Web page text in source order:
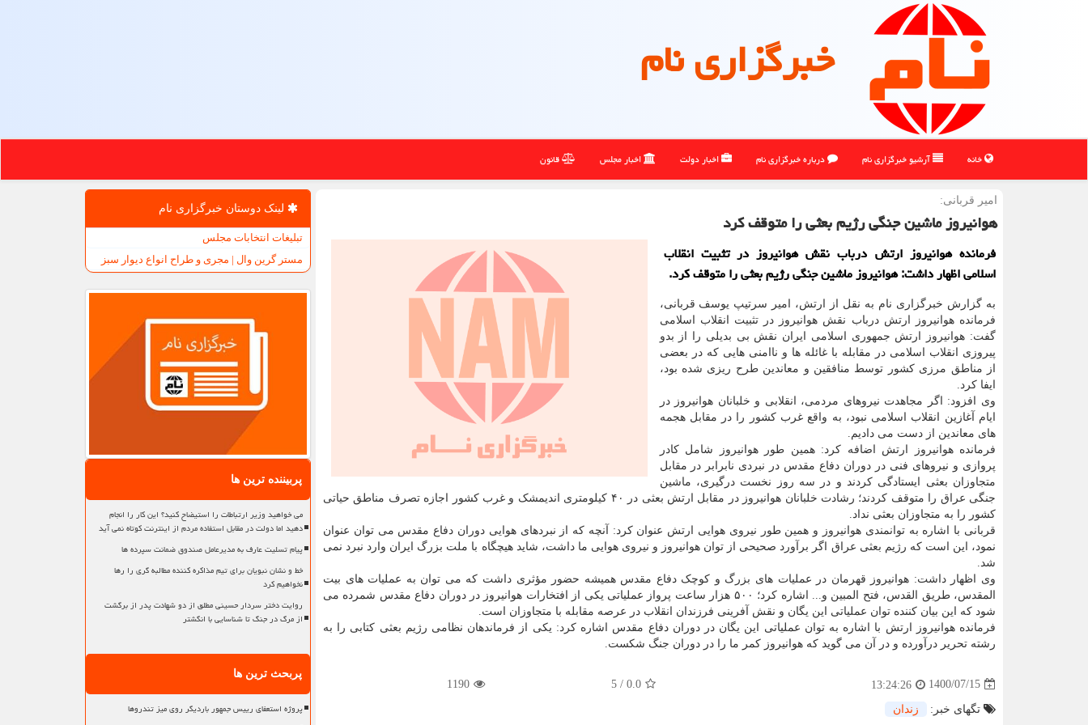
خبرگزاری نام
خانه آرشیو خبرگزاری نام درباره خبرگزاری نام اخبار دولت اخبار مجلس قانون
امیر قربانی:
هوانیروز ماشین جنگی رژیم بعثی را متوقف کرد
فرمانده هوانیروز ارتش درباب نقش هوانیروز در تثبیت انقلاب
اسلامی اظهار داشت: هوانیروز ماشین جنگی رژیم بعثی را متوقف کرد.
به گزارش خبرگزاری نام به نقل از ارتش، امیر سرتیپ یوسف قربانی،
فرمانده هوانیروز ارتش درباب نقش هوانیروز در تثبیت انقلاب اسلامی
گفت: هوانیروز ارتش جمهوری اسلامی ایران نقش بی بدیلی را از بدو
پیروزی انقلاب اسلامی در مقابله با غائله ها و ناامنی هایی که در بعضی
از مناطق مرزی کشور توسط منافقین و معاندین طرح ریزی شده بود،
ایفا کرد.
وی افزود: اگر مجاهدت نیروهای مردمی، انقلابی و خلبانان هوانیروز در
ایام آغازین انقلاب اسلامی نبود، به واقع غرب کشور را در مقابل هجمه
های معاندین از دست می دادیم.
فرمانده هوانیروز ارتش اضافه کرد: همین طور هوانیروز شامل کادر
پروازی و نیروهای فنی در دوران دفاع مقدس در نبردی نابرابر در مقابل
متجاوزان بعثی ایستادگی کردند و در سه روز نخست درگیری، ماشین
جنگی عراق را متوقف کردند؛ رشادت خلبانان هوانیروز در مقابل ارتش بعثی در ۴۰ کیلومتری اندیمشک و غرب کشور اجازه تصرف مناطق حیاتی
کشور را به متجاوزان بعثی نداد.
قربانی با اشاره به توانمندی هوانیروز و همین طور نیروی هوایی ارتش عنوان کرد: آنچه که از نبردهای هوایی دوران دفاع مقدس می توان عنوان
نمود، این است که رژیم بعثی عراق اگر برآورد صحیحی از توان هوانیروز و نیروی هوایی ما داشت، شاید هیچگاه با ملت بزرگ ایران وارد نبرد نمی
شد.
وی اظهار داشت: هوانیروز قهرمان در عملیات های بزرگ و کوچک دفاع مقدس همیشه حضور مؤثری داشت که می توان به عملیات های بیت
المقدس، طریق القدس، فتح المبین و... اشاره کرد؛ ۵۰۰ هزار ساعت پرواز عملیاتی یکی از افتخارات هوانیروز در دوران دفاع مقدس شمرده می
شود که این بیان کننده توان عملیاتی این یگان و نقش آفرینی فرزندان انقلاب در عرصه مقابله با متجاوزان است.
فرمانده هوانیروز ارتش با اشاره به توان عملیاتی این یگان در دوران دفاع مقدس اشاره کرد: یکی از فرماندهان نظامی رژیم بعثی کتابی را به
رشته تحریر درآورده و در آن می گوید که هوانیروز کمر ما را در دوران جنگ شکست.
1400/07/15
13:24:26
0.0
/
5
1190
تگهای خبر: زندان
لینک دوستان خبرگزاری نام
تبلیغات انتخابات مجلس
مستر گرین وال | مجری و طراح انواع دیوار سبز
پربیننده ترین ها
می خواهید وزیر ارتباطات را استیضاح کنید؟ این کار را انجام
دهید اما دولت در مقابل استفاده مردم از اینترنت کوتاه نمی آید
پیام تسلیت عارف به مدیرعامل صندوق ضمانت سپرده ها
خط و نشان نبویان برای تیم مذاکره کننده مطالبه گری را رها
نخواهیم کرد
روایت دختر سردار حسینی مطلق از دو شهادت پدر از برگشت
از مرگ در جنگ تا شناسایی با انگشتر
پربحث ترین ها
پروژه استعفای رییس جمهور باردیگر روی میز تندروها